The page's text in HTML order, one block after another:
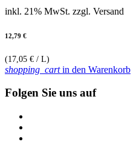
inkl. 21% MwSt. zzgl. Versand
12,79 €
(17,05 € / L)
shopping_cartin den Warenkorb
Folgen Sie uns auf